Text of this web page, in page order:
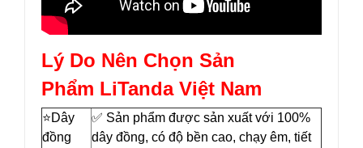
Lý Do Nên Chọn Sản
Phẩm LiTanda Việt Nam
⭐️Dây
đồng
✅ Sản phẩm được sản xuất với 100%
dây đồng, có độ bền cao, chạy êm, tiết